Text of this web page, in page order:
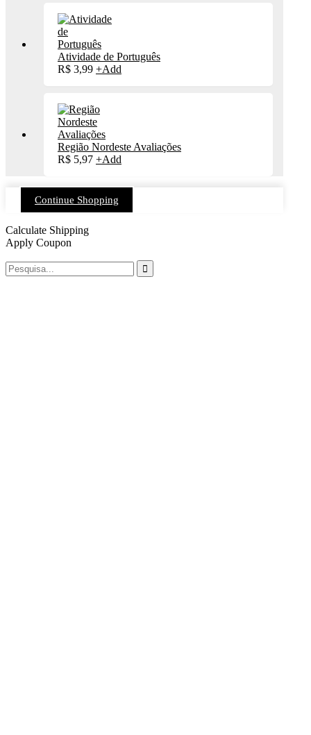
Atividade de Português
R$ 3,99 +Add
Região Nordeste Avaliações
R$ 5,97 +Add
Continue Shopping
Calculate Shipping
Apply Coupon